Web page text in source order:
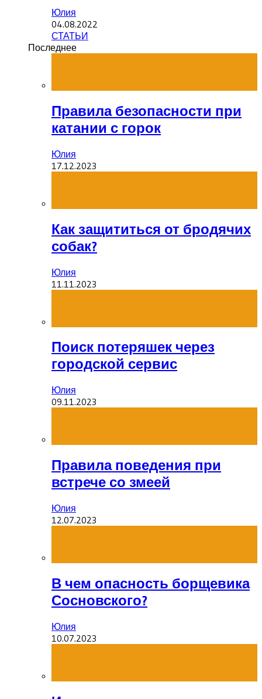
Юлия
04.08.2022
СТАТЬИ
Последнее
Правила безопасности при
катании с горок
Юлия
17.12.2023
Как защититься от бродячих
собак?
Юлия
11.11.2023
Поиск потеряшек через
городской сервис
Юлия
09.11.2023
Правила поведения при
встрече со змеей
Юлия
12.07.2023
В чем опасность борщевика
Сосновского?
Юлия
10.07.2023